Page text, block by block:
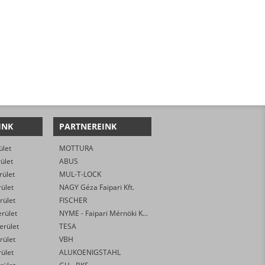
PARTNEREINK
MOTTURA
ABUS
MUL-T-LOCK
NAGY Géza Faipari Kft.
FISCHER
NYME - Faipari Mérnöki Kar
TESA
VBH
ALUKOENIGSTAHL